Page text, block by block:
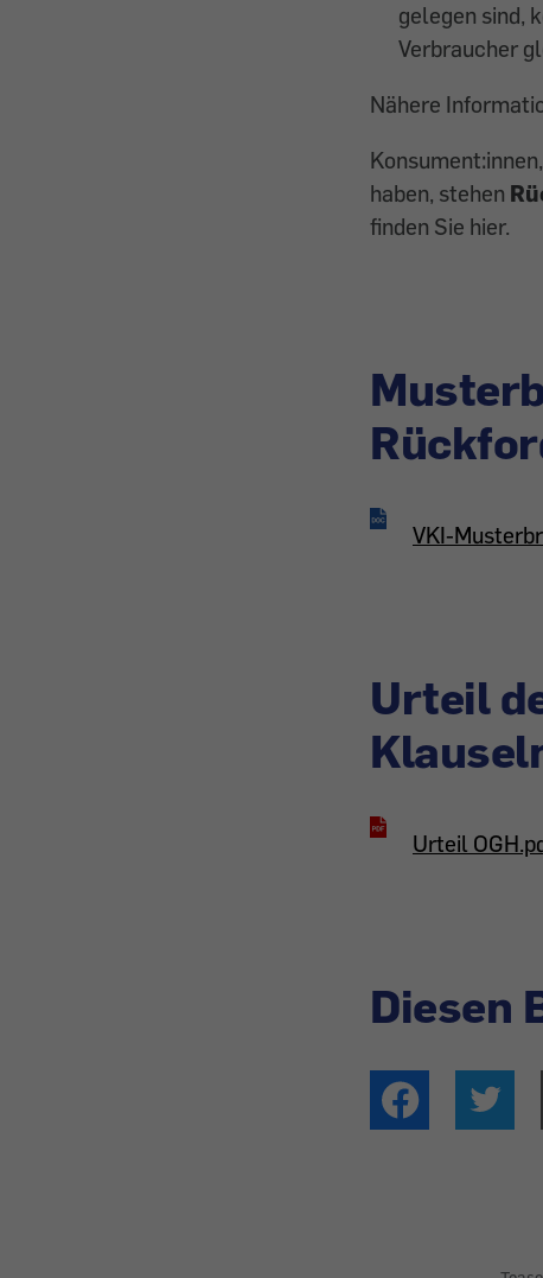
gelegen sind,
Verbraucher
Nähere
haben, stehen
finden Sie hier.
VKI-
Urteil
Urteil
Diesen